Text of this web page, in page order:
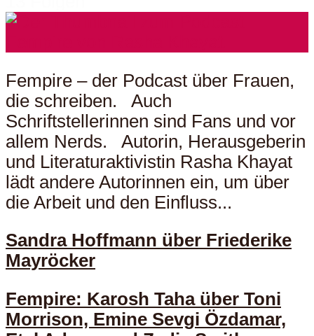
Fempire – der Podcast über Frauen,
die schreiben. Auch
Schriftstellerinnen sind Fans und vor
allem Nerds. Autorin, Herausgeberin
und Literaturaktivistin Rasha Khayat
lädt andere Autorinnen ein, um über
die Arbeit und den Einfluss...
Sandra Hoffmann über Friederike
Mayröcker
Fempire: Karosh Taha über Toni
Morrison, Emine Sevgi Özdamar,